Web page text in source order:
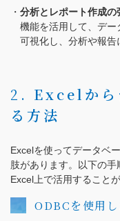
分析とレポート作成の
機能を活用して、デー
可視化し、分析や報告
2. Excelから
る方法
Excelを使ってデータベ
肢があります。以下の手
Excel上で活用することが
ODBCを使用